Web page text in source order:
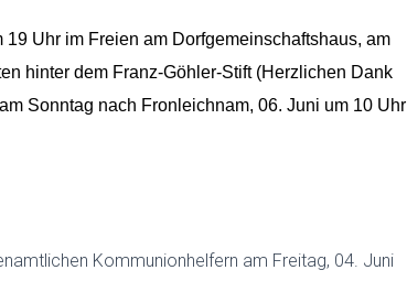
19 Uhr im Freien am Dorfgemeinschaftshaus, am
hinter dem Franz-Göhler-Stift (Herzlichen Dank
am Sonntag nach Fronleichnam, 06. Juni um 10 Uhr
Kommunionhelfern am Freitag, 04. Juni